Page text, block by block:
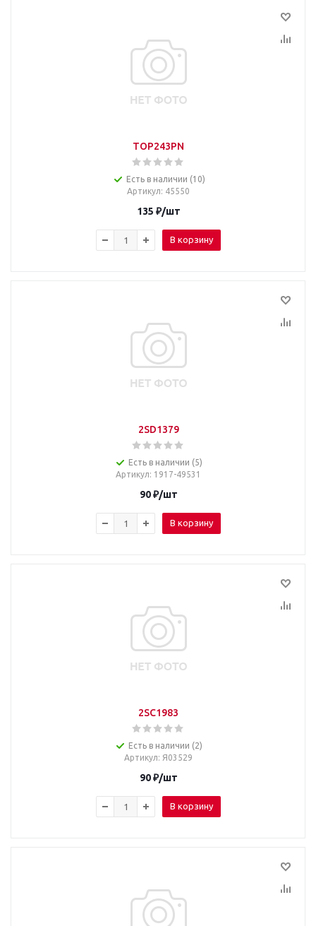
TOP243PN
Есть в наличии (10)
Артикул: 45550
135 ₽/шт
В корзину
2SD1379
Есть в наличии (5)
Артикул: 1917-49531
90₽/шт
В корзину
2SC1983
Есть в наличии (2)
Артикул: Я03529
90₽/шт
В корзину